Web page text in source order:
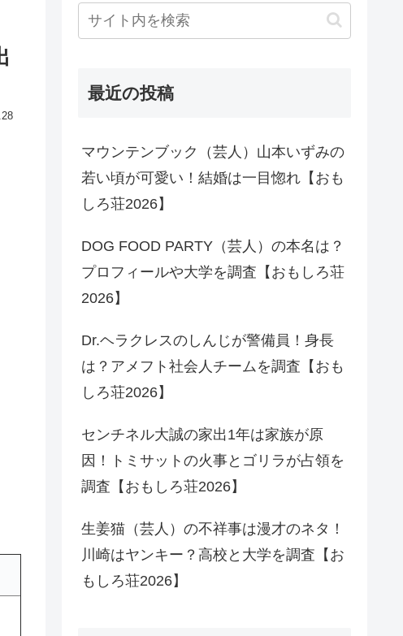
最近の投稿
マウンテンブック（芸人）山本いずみの
若い頃が可愛い！結婚は一目惚れ【おも
しろ荘2026】
DOG FOOD PARTY（芸人）の本名は？
プロフィールや大学を調査【おもしろ荘
2026】
Dr.ヘラクレスのしんじが警備員！身長
は？アメフト社会人チームを調査【おも
しろ荘2026】
センチネル大誠の家出1年は家族が原
因！トミサットの火事とゴリラが占領を
調査【おもしろ荘2026】
生姜猫（芸人）の不祥事は漫才のネタ！
川崎はヤンキー？高校と大学を調査【お
もしろ荘2026】